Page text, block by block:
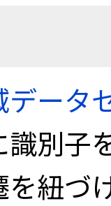
ータ
識別子
紐づ